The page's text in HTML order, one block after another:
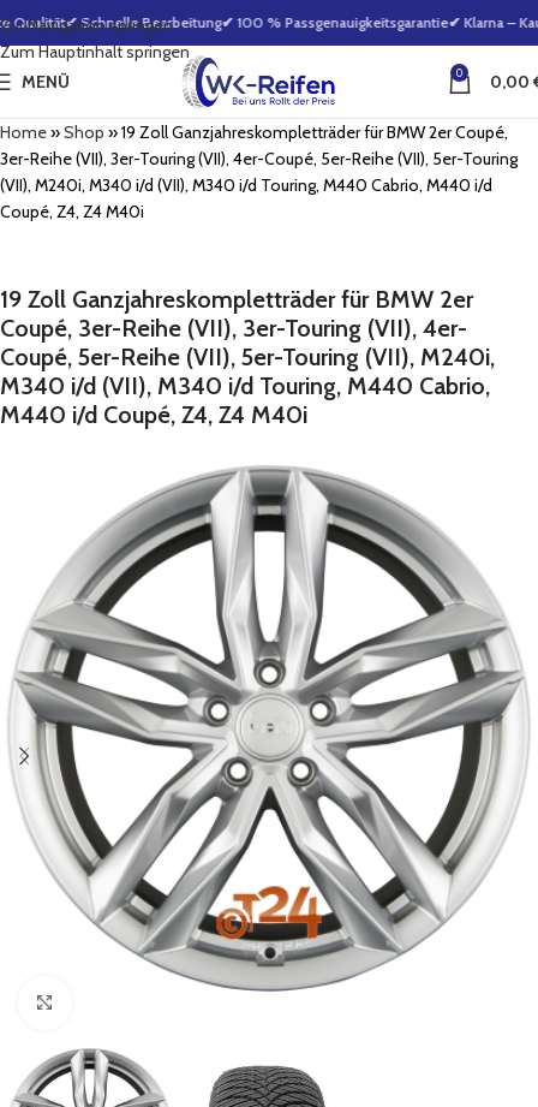
Zur Navigation springen
Zum Hauptinhalt springen
✔ Schnelle Bearbeitung✔ 100 % Passgenauigkeitsgarantie✔ Klarna –
MENÜ 0 0,00
Home»Shop »19 Zoll Ganzjahreskompletträder für BMW 2er Coupé,
3er-Reihe (VII), 3er-Touring (VII), 4er-Coupé, 5er-Reihe (VII), 5er-Touring
(VII), M240i, M340 i/d (VII), M340 i/d Touring, M440 Cabrio, M440 i/d
Coupé, Z4, Z4 M40i
19 Zoll Ganzjahreskompletträder für BMW 2er
Coupé, 3er-Reihe (VII), 3er-Touring (VII), 4er-
Coupé, 5er-Reihe (VII), 5er-Touring (VII), M240i,
M340 i/d (VII), M340 i/d Touring, M440 Cabrio,
M440 i/d Coupé, Z4, Z4 M40i